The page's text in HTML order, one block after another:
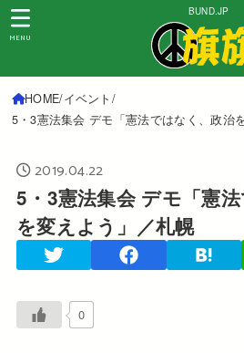
BUND.JP
MENU
HOME イベント
5・3憲法集会 デモ「憲法ではなく、政治
2019.04.22
5・3憲法集会 デモ「憲
を変えよう」／札幌
0